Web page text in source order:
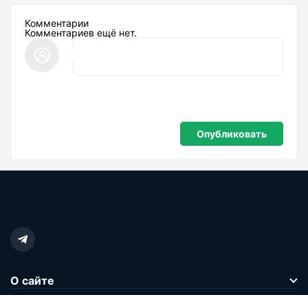
Комментарии
Комментариев ещё нет.
О сайте